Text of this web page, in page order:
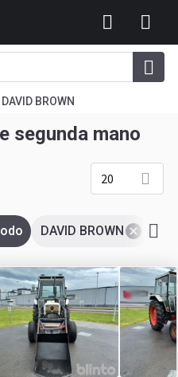
DAVID BROWN
segunda mano
20
DAVID BROWN